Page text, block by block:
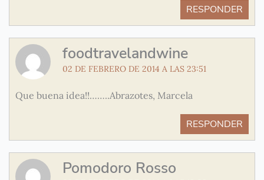
RESPONDER
foodtravelandwine
02 DE FEBRERO DE 2014 A LAS 23:51
Que buena idea!!……..Abrazotes, Marcela
RESPONDER
Pomodoro Rosso